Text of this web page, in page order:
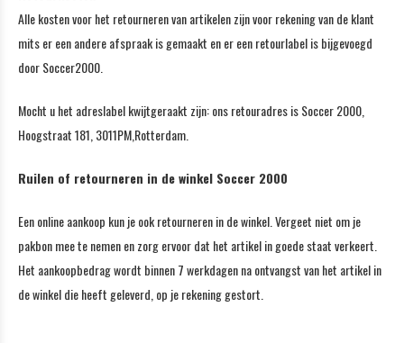
Alle kosten voor het retourneren van artikelen zijn voor rekening van de klant
mits er een andere afspraak is gemaakt en er een retourlabel is bijgevoegd
door Soccer2000.
Mocht u het adreslabel kwijtgeraakt zijn: ons retouradres is Soccer 2000,
Hoogstraat 181, 3011PM,Rotterdam.
Ruilen of retourneren in de winkel Soccer 2000
Een online aankoop kun je ook retourneren in de winkel. Vergeet niet om je
pakbon mee te nemen en zorg ervoor dat het artikel in goede staat verkeert.
Het aankoopbedrag wordt binnen 7 werkdagen na ontvangst van het artikel in
de winkel die heeft geleverd, op je rekening gestort.